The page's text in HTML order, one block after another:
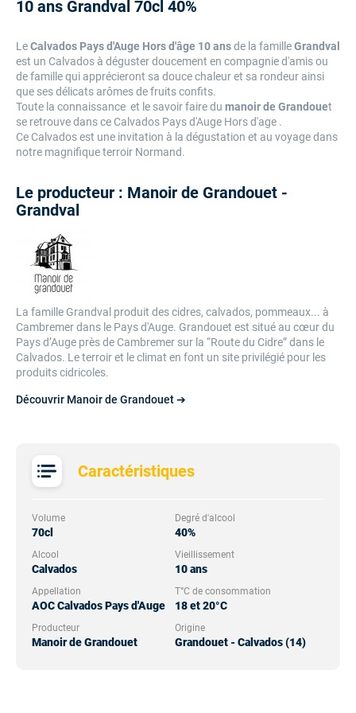
Caractéristiques
Volume
70cl
Degré d'alcool
40%
Alcool
Calvados
Vieillissement
10 ans
Appellation
AOC Calvados Pays d'Auge
T°C de consommation
18 et 20°C
Producteur
Manoir de Grandouet
Origine
Grandouet - Calvados (14)
10 ans Grandval 70cl 40%
LeCalvados Pays d'Auge Hors d'âge 10 ansde la familleGrandval
est un Calvados à déguster doucement en compagnie d'amis ou
de famille qui apprécieront sa douce chaleur et sa rondeur ainsi
que ses délicats arômes de fruits confits.
Toute la connaissance et le savoir faire du manoir de Grandouet
se retrouve dans ce Calvados Pays d'Auge Hors d'age .
Ce Calvados est une invitation à la dégustation et au voyage dans
notre magnifique terroir Normand.
Le producteur : Manoir de Grandouet -
Grandval
La famille Grandval produit des cidres, calvados, pommeaux... à
Cambremer dans le Pays d'Auge. Grandouet est situé au cœur du
Pays d’Auge près de Cambremer sur la “Route du Cidre” dans le
Calvados. Le terroir et le climat en font un site privilégié pour les
produits cidricoles.
Découvrir Manoir de Grandouet ➔